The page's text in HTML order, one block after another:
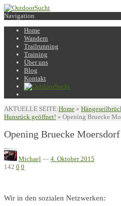
Navigation
Home
Wandern
Trailrunning
Training
Über uns
Blog
Kontakt
AKTUELLE SEITE:Home »
Hunsrück geöffnet! » Opening Bruecke
Opening Bruecke
Michael — 4. Oktober 2015
142 0 0
Wir in den sozialen Netzwerken: